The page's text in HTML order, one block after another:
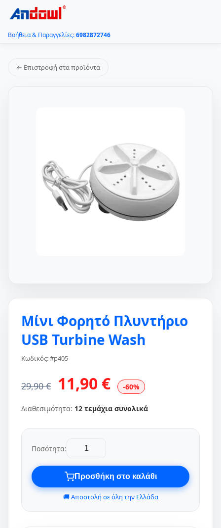
Βοήθεια & Παραγγελίες:6982872746
← Επιστροφή στα προϊόντα
Mίνι Φορητό Πλυντήριο
USB Turbine Wash
Κωδικός: #p405
29,90 € 11,90 € -60%
Διαθεσιμότητα: 12 τεμάχια συνολικά
Ποσότητα:
Προσθήκη στο καλάθι
🚚 Αποστολή σε όλη την Ελλάδα